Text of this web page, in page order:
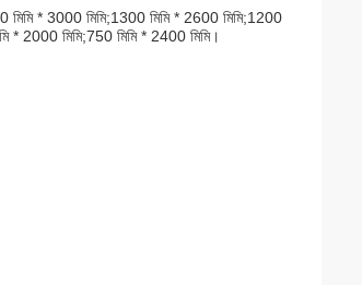
* 3000 মিমি;1300 মিমি * 2600 মিমি;1200
* 2000 মিমি;750 মিমি * 2400 মিমি।